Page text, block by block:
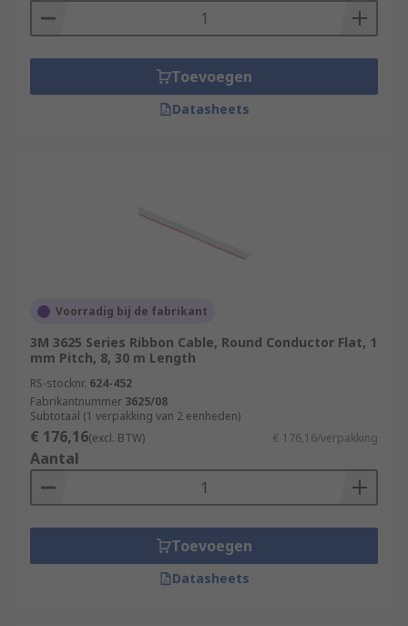
Toevoegen
Datasheets
Voorradig bij de fabrikant
3M 3625 Series Ribbon Cable, Round Conductor Flat, 1
mm Pitch, 8, 30 m Length
RS-stocknr. 624-452
Fabrikantnummer 3625/08
Subtotaal (1 verpakking van 2 eenheden)
€ 176,16(excl. BTW) € 176,16/verpakking
Aantal
Toevoegen
Datasheets